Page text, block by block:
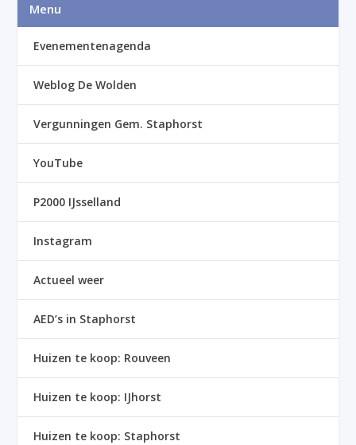
Menu
Evenementenagenda
Weblog De Wolden
Vergunningen Gem. Staphorst
YouTube
P2000 IJsselland
Instagram
Actueel weer
AED’s in Staphorst
Huizen te koop: Rouveen
Huizen te koop: IJhorst
Huizen te koop: Staphorst